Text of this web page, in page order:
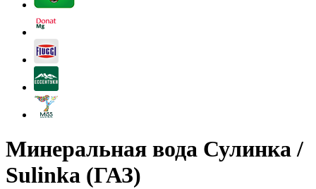
Минеральная вода Сулинка /
Sulinka (ГАЗ)